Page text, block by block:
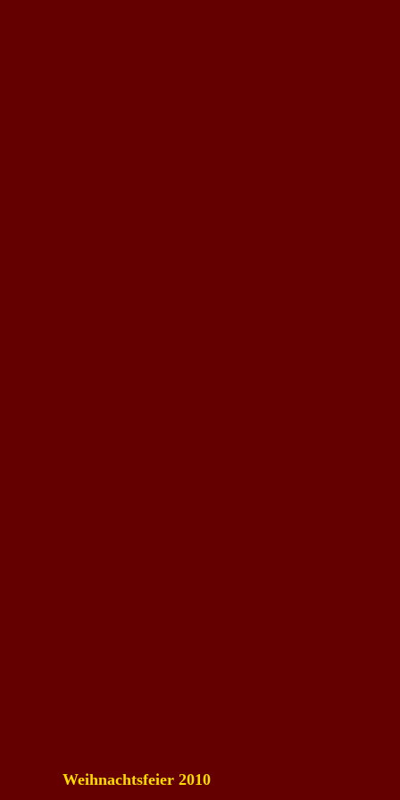
Weihnachtsfeier 2010